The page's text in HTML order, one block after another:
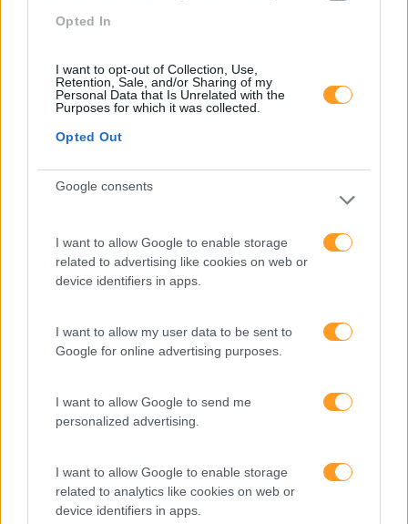
Opted In
I want to opt-out of Collection, Use,
Retention, Sale, and/or Sharing of my
Personal Data that Is Unrelated with the
Purposes for which it was collected.
Opted Out
Google consents
I want to allow Google to enable storage
related to advertising like cookies on web or
device identifiers in apps.
I want to allow my user data to be sent to
Google for online advertising purposes.
I want to allow Google to send me
personalized advertising.
I want to allow Google to enable storage
related to analytics like cookies on web or
device identifiers in apps.
Categorias Blog
Aprendizagem
Artigo De Opinião
Atendimento E Relação Cliente
Cultura
Desenvolvimento
Entrevista
Inglês
Interculturalidade
Keep In Mind